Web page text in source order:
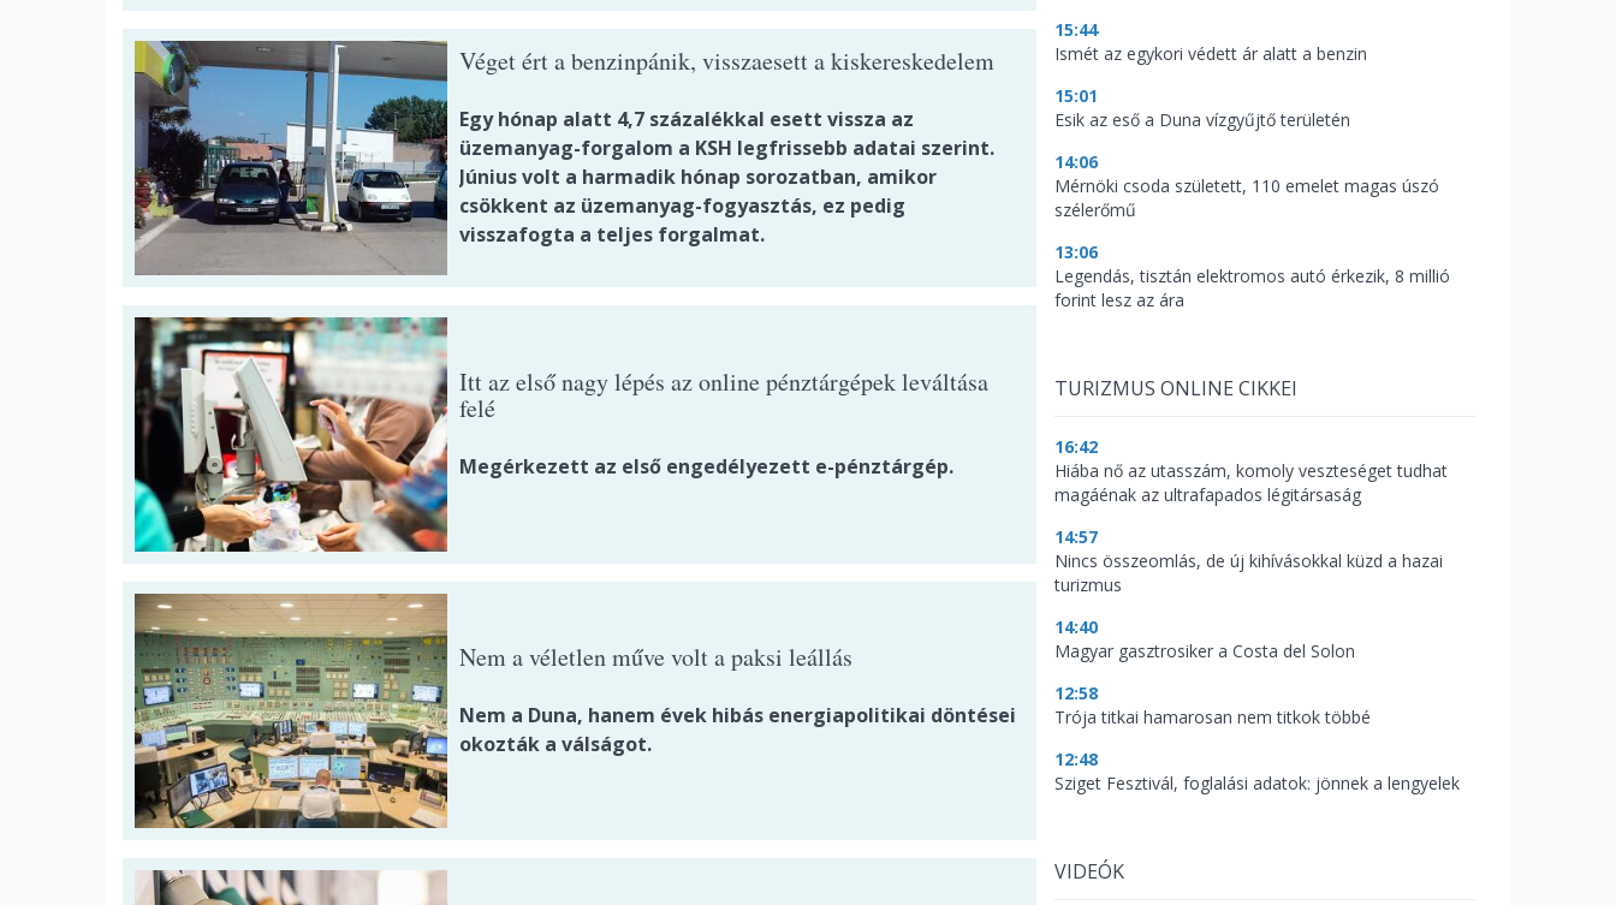
Véget ért a benzinpánik, visszaesett a kiskereskedelem
Egy hónap alatt 4,7 százalékkal esett vissza az
üzemanyag-forgalom a KSH legfrissebb adatai szerint.
Június volt a harmadik hónap sorozatban, amikor
csökkent az üzemanyag-fogyasztás, ez pedig
visszafogta a teljes forgalmat.
Itt az első nagy lépés az online pénztárgépek leváltása
felé
Megérkezett az első engedélyezett e-pénztárgép.
Nem a véletlen műve volt a paksi leállás
Nem a Duna, hanem évek hibás energiapolitikai döntései
okozták a válságot.
15:44
Ismét az egykori védett ár alatt a benzin
15:01
Esik az eső a Duna vízgyűjtő területén
14:06
Mérnöki csoda született, 110 emelet magas úszó
szélerőmű
13:06
Legendás, tisztán elektromos autó érkezik, 8 millió
forint lesz az ára
TURIZMUS ONLINE CIKKEI
16:42
Hiába nő az utasszám, komoly veszteséget tudhat
magáénak az ultrafapados légitársaság
14:57
Nincs összeomlás, de új kihívásokkal küzd a hazai
turizmus
14:40
Magyar gasztrosiker a Costa del Solon
12:58
Trója titkai hamarosan nem titkok többé
12:48
Sziget Fesztivál, foglalási adatok: jönnek a lengyelek
VIDEÓK